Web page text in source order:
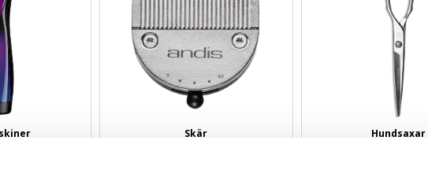
Skär Hundsaxar